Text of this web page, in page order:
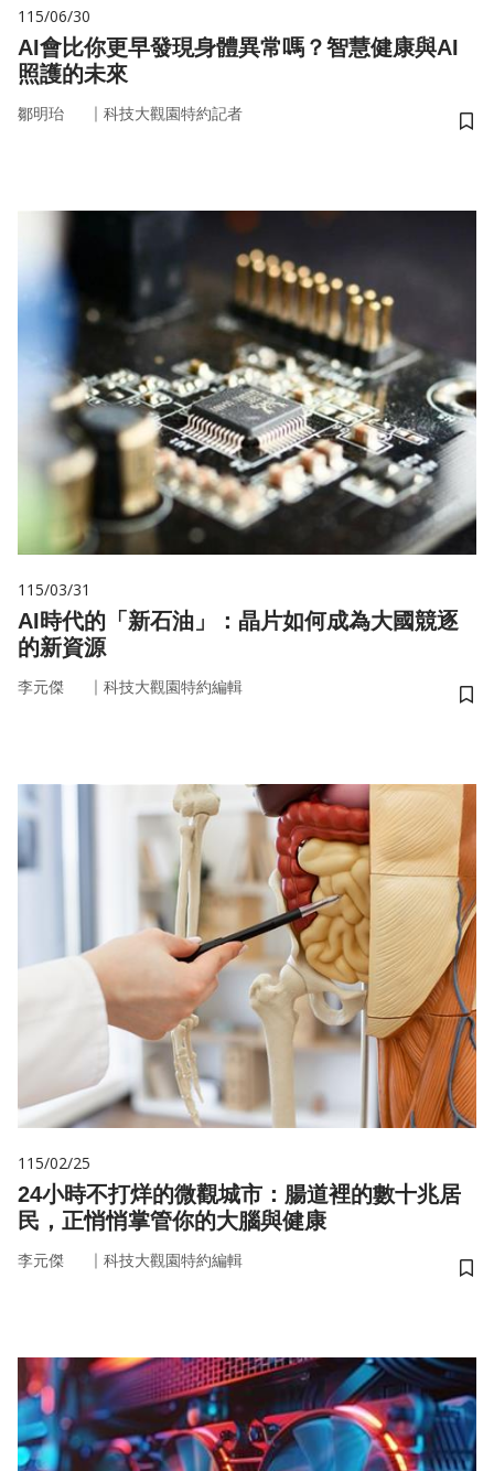
115/06/30
AI會比你更早發現身體異常嗎？智慧健康與AI
照護的未來
鄒明珆 ｜ 科技大觀園特約記者
儲
115/03/31
AI時代的「新石油」：晶片如何成為大國競逐
的新資源
李元傑 ｜ 科技大觀園特約編輯
儲
115/02/25
24小時不打烊的微觀城市：腸道裡的數十兆居
民，正悄悄掌管你的大腦與健康
李元傑 ｜ 科技大觀園特約編輯
儲